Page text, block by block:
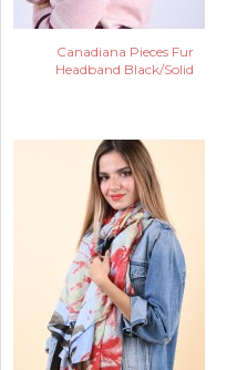
Canadiana Pieces Fur
Headband Black/Solid